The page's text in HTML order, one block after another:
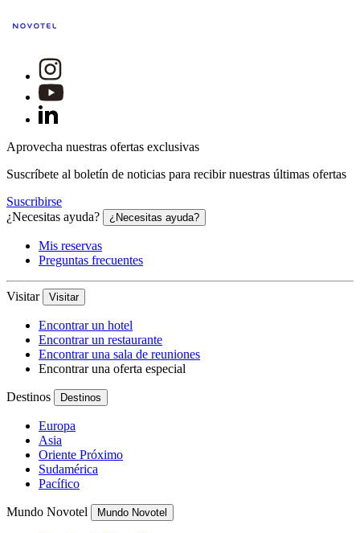
Aprovecha nuestras ofertas exclusivas
Suscríbete al boletín de noticias para recibir nuestras últimas ofertas
Suscribirse
¿Necesitas ayuda?
¿Necesitas ayuda?
Mis reservas
Preguntas frecuentes
Visitar Visitar
Encontrar un hotel
Encontrar un restaurante
Encontrar una sala de reuniones
Encontrar una oferta especial
Destinos Destinos
Europa
Asia
Oriente Próximo
Sudamérica
Pacífico
Mundo Novotel Mundo Novotel